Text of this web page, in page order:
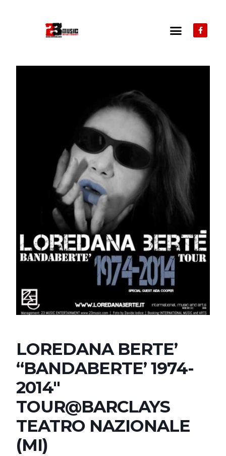
LOREDANA BERTE’
“BANDABERTE’ 1974-
2014″
TOUR@BARCLAYS
TEATRO NAZIONALE
(MI)